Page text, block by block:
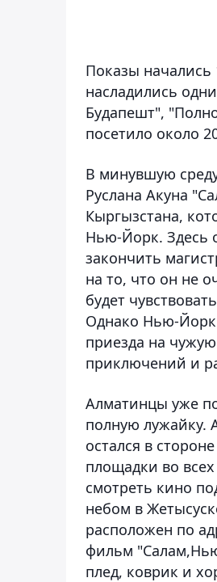
Показы
насладились
Будапешт",
посетило около
В минувшую
Руслана Акуна
Кыргызстана,
Нью-Йорк. Здесь
закончить
на то, что он не
будет
Однако Нью-Йорк
приезда на
приключений и
Алматинцы уже
полную лужайку.
остался в
площадки во
смотреть кино
небом в
расположен по
фильм
плед, коврик и